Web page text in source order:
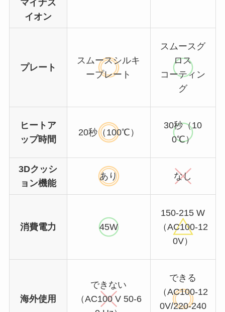
マイナス
イオン
プレート
スムースシルキ
ープレート
スムースグ
ロス
コーティン
グ
ヒートア
ップ時間
20秒（100℃）
30秒（10
0℃）
3Dクッシ
ョン機能
あり なし
消費電力 45W
150-215 W
（AC100-12
0V）
海外使用
できない
（AC100 V 50-6
できる
（AC100-12
0V/220-240